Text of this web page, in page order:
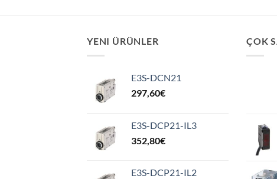
YENI ÜRÜNLER
E3S-DCN21
297,60€
E3S-DCP21-IL3
352,80€
E3S-DCP21-IL2
ÇOK